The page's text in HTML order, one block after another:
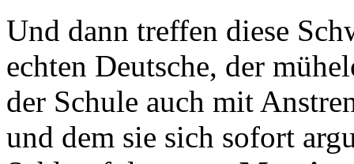
Und dann treffen diese
echten Deutsche, der
der Schule auch mit
und dem sie sich sofort